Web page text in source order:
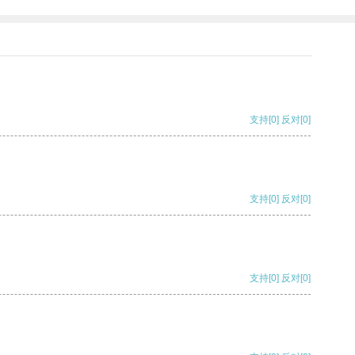
支持[0] 反对[0]
支持[0] 反对[0]
支持[0] 反对[0]